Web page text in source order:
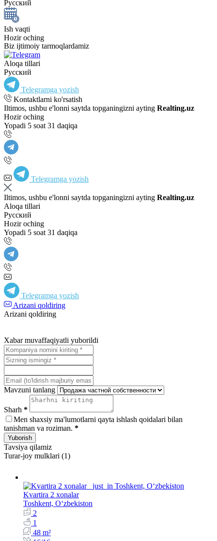
Русский
Ish vaqti
Hozir oching
Biz ijtimoiy tarmoqlardamiz
Aloqa tillari
Русский
Telegramga yozish
Kontaktlarni ko'rsatish
Iltimos, ushbu e'lonni saytda topganingizni ayting Realting.uz
Hozir oching
Yopadi 5 soat 31 daqiqa
Telegramga yozish
Iltimos, ushbu e'lonni saytda topganingizni ayting Realting.uz
Aloqa tillari
Русский
Hozir oching
Yopadi 5 soat 31 daqiqa
Telegramga yozish
Arizani qoldiring
Arizani qoldiring
Xabar muvaffaqiyatli yuborildi
Mavzuni tanlang
Sharh *
Men shaxsiy ma'lumotlarni qayta ishlash qoidalari bilan
tanishman va roziman. *
Yuborish
Tavsiya qilamiz
Turar-joy mulklari (1)
Kvartira 2 xonalar
Toshkent, Oʻzbekiston
2
1
48 m²